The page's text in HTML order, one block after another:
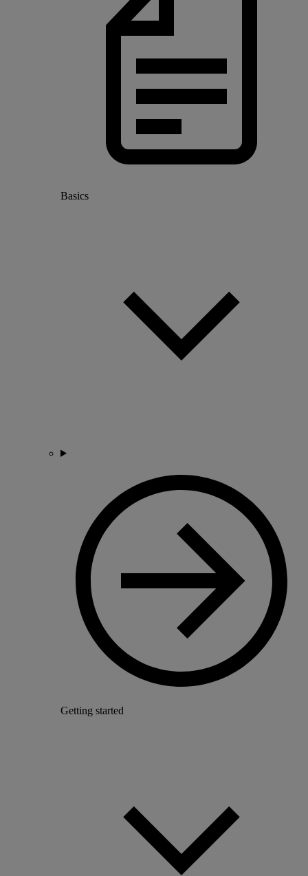
Basics
Getting started